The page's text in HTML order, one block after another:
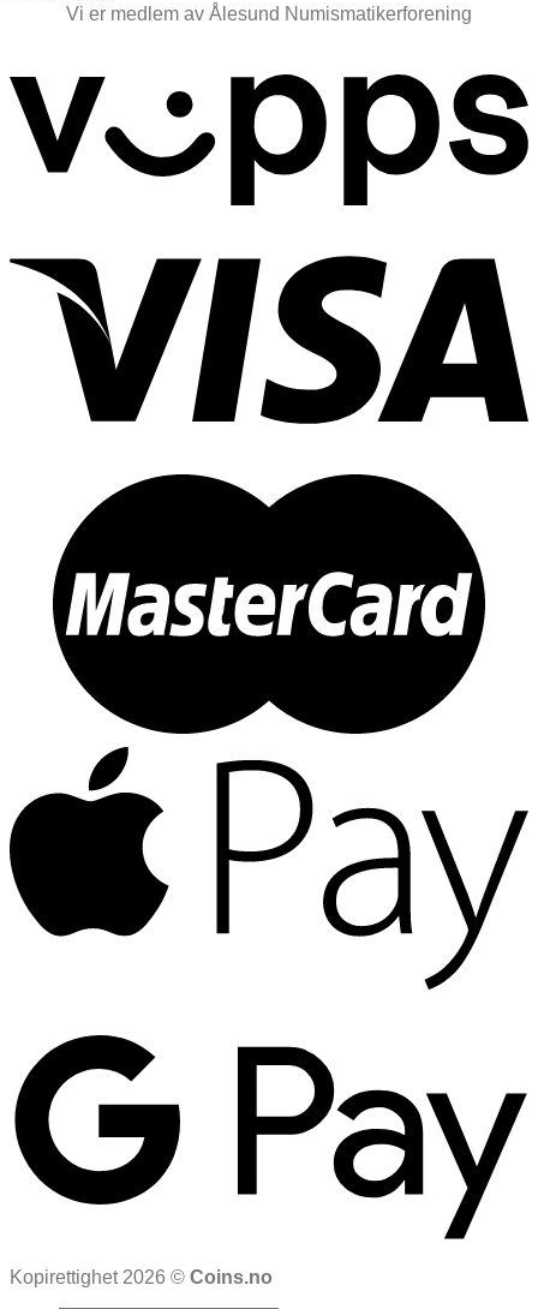
Vi er medlem av Ålesund Numismatikerforening
Kopirettighet 2026 © Coins.no